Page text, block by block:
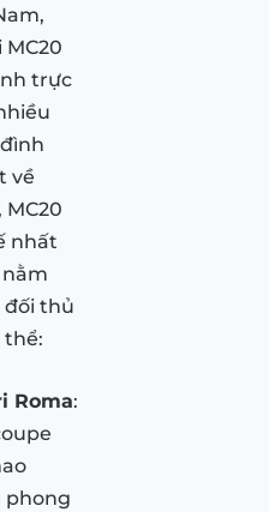
MC20
trực
về
MC20
nhất
đối thủ
thể:
Roma:
phong